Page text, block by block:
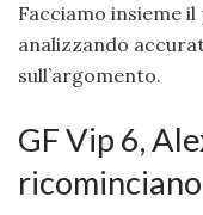
Facciamo insieme
analizzando
sull’argomento.
GF Vip 6,